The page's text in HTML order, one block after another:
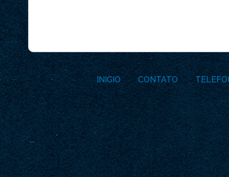
INICIO CONTATO